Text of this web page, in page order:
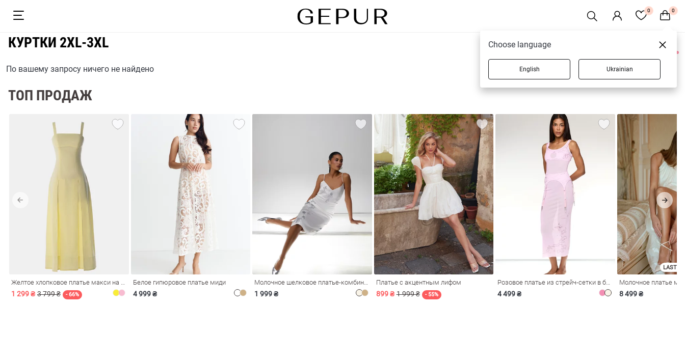
0 0
КУРТКИ 2XL-3XL
0 товаров
По вашему запросу ничего не найдено
ТОП ПРОДАЖ
1 299 ₴ 3 799 ₴ - 66%
Белое гипюровое платье миди
4 999 ₴ 1 999 ₴
Платье с акцентным лифом
899 ₴ 1 999 ₴ - 55% 4 499 ₴
LAST
8 499 ₴
Choose language
English Ukrainian